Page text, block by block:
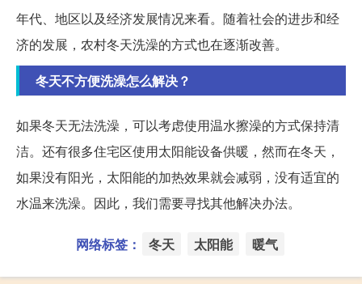
年代、地区以及经济发展情况来看。随着社会的进步和经
济的发展，农村冬天洗澡的方式也在逐渐改善。
冬天不方便洗澡怎么解决？
如果冬天无法洗澡，可以考虑使用温水擦澡的方式保持清
洁。还有很多住宅区使用太阳能设备供暖，然而在冬天，
如果没有阳光，太阳能的加热效果就会减弱，没有适宜的
水温来洗澡。因此，我们需要寻找其他解决办法。
网络标签： 冬天 太阳能 暖气